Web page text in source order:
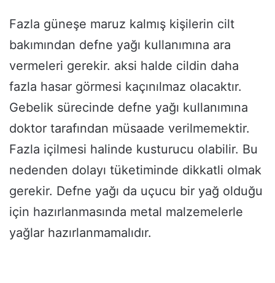
Fazla güneşe maruz kalmış kişilerin cilt
bakımından defne yağı kullanımına ara
vermeleri gerekir. aksi halde cildin daha
fazla hasar görmesi kaçınılmaz olacaktır.
Gebelik sürecinde defne yağı kullanımına
doktor tarafından müsaade verilmemektir.
Fazla içilmesi halinde kusturucu olabilir. Bu
nedenden dolayı tüketiminde dikkatli olmak
gerekir. Defne yağı da uçucu bir yağ olduğu
için hazırlanmasında metal malzemelerle
yağlar hazırlanmamalıdır.